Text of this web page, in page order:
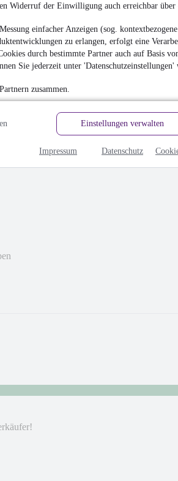
Widerruf der Einwilligung auch erreichbar
einfacher Anzeigen (sog.
zu erlangen, erfolgt eine
durch bestimmte Partner auch auf Basis
Sie jederzeit unter 'Datenschutzeinstellungen'
zusammen.
Einstellungen verwalten
Impressum Datenschutz
sehr gutes Gefühl. Das gesamte C&C
Verkaufsraum besteht aus Supercars.
und sind begeistert! Wir können diesen